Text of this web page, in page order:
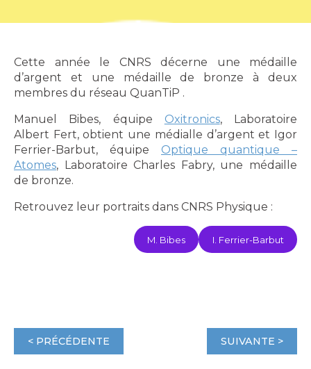
Cette année le CNRS décerne une médaille
d’argent et une médaille de bronze à deux
membres du réseau QuanTiP .
Manuel Bibes, équipe Oxitronics, Laboratoire
Albert Fert, obtient une médialle d’argent et Igor
Ferrier-Barbut, équipe Optique quantique –
Atomes, Laboratoire Charles Fabry, une médaille
de bronze.
Retrouvez leur portraits dans CNRS Physique :
M. Bibes I. Ferrier-Barbut
< PRÉCÉDENTE SUIVANTE >